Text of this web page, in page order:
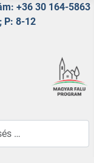
+36 30 164-5863
P: 8-12